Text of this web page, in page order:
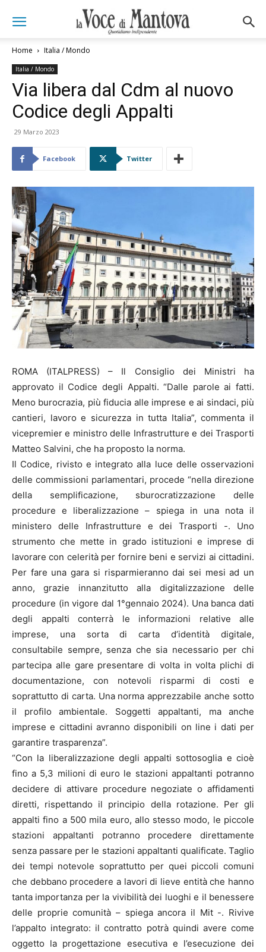
Home Italia / Mondo
Italia / Mondo
Via libera dal Cdm al nuovo
Codice degli Appalti
29 Marzo 2023
Facebook Twitter
ROMA (ITALPRESS) – Il Consiglio dei Ministri ha
approvato il Codice degli Appalti. “Dalle parole ai fatti.
Meno burocrazia, più fiducia alle imprese e ai sindaci, più
cantieri, lavoro e sicurezza in tutta Italia”, commenta il
vicepremier e ministro delle Infrastrutture e dei Trasporti
Matteo Salvini, che ha proposto la norma.
Il Codice, rivisto e integrato alla luce delle osservazioni
delle commissioni parlamentari, procede “nella direzione
della semplificazione, sburocratizzazione delle
procedure e liberalizzazione – spiega in una nota il
ministero delle Infrastrutture e dei Trasporti -. Uno
strumento che mette in grado istituzioni e imprese di
lavorare con celerità per fornire beni e servizi ai cittadini.
Per fare una gara si risparmieranno dai sei mesi ad un
anno, grazie innanzitutto alla digitalizzazione delle
procedure (in vigore dal 1°gennaio 2024). Una banca dati
degli appalti conterrà le informazioni relative alle
imprese, una sorta di carta d’identità digitale,
consultabile sempre, senza che sia necessario per chi
partecipa alle gare presentare di volta in volta plichi di
documentazione, con notevoli risparmi di costi e
soprattutto di carta. Una norma apprezzabile anche sotto
il profilo ambientale. Soggetti appaltanti, ma anche
imprese e cittadini avranno disponibili on line i dati per
garantire trasparenza”.
“Con la liberalizzazione degli appalti sottosoglia e cioè
fino a 5,3 milioni di euro le stazioni appaltanti potranno
decidere di attivare procedure negoziate o affidamenti
diretti, rispettando il principio della rotazione. Per gli
appalti fino a 500 mila euro, allo stesso modo, le piccole
stazioni appaltanti potranno procedere direttamente
senza passare per le stazioni appaltanti qualificate. Taglio
dei tempi notevole soprattutto per quei piccoli comuni
che debbano procedere a lavori di lieve entità che hanno
tanta importanza per la vivibilità dei luoghi e il benessere
delle proprie comunità – spiega ancora il Mit -. Rivive
l’appalto integrato: il contratto potrà quindi avere come
oggetto la progettazione esecutiva e l’esecuzione dei